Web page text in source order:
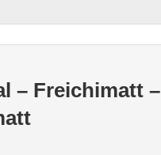
– Freichimatt –